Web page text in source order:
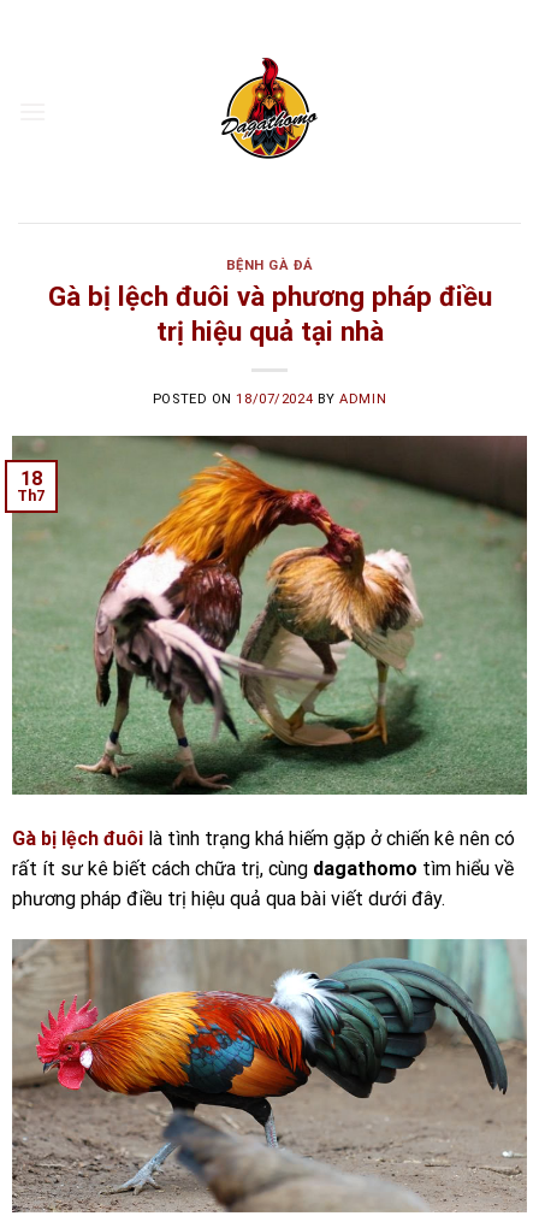
BỆNH GÀ ĐÁ
Gà bị lệch đuôi và phương pháp điều
trị hiệu quả tại nhà
POSTED ON18/07/2024 BYADMIN
18
Th7
Gà bị lệch đuôi là tình trạng khá hiếm gặp ở chiến kê nên có
rất ít sư kê biết cách chữa trị, cùng dagathomo tìm hiểu về
phương pháp điều trị hiệu quả qua bài viết dưới đây.